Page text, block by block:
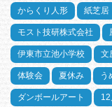
からくり人形 紙芝居
モスト技研株式会社
伊東市立池小学校 文
体験会 夏休み う
ダンボールアート 12